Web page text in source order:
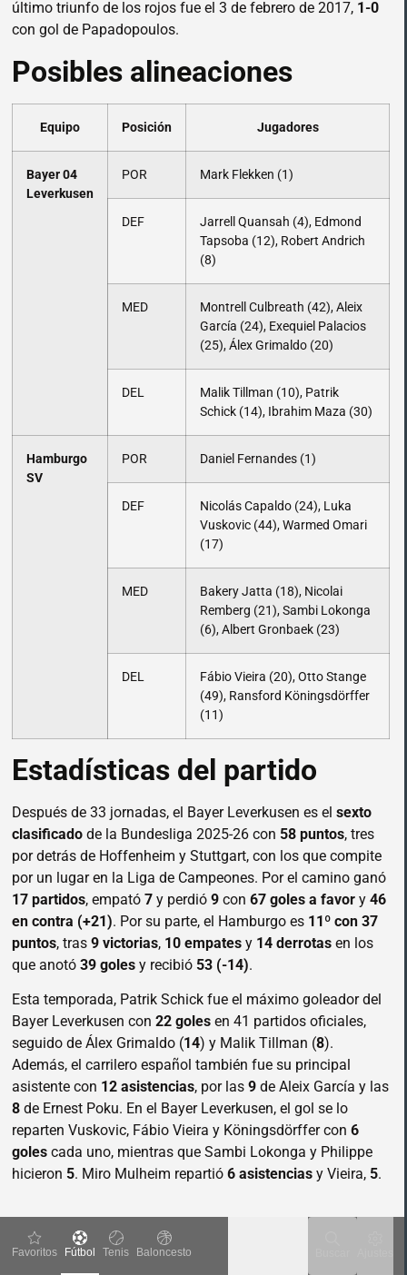
último triunfo de los rojos fue el 3 de febrero de 2017, 1-0
con gol de Papadopoulos.
Posibles alineaciones
Equipo Posición Jugadores
Bayer 04
Leverkusen
POR Mark Flekken (1)
DEF
Jarrell Quansah (4), Edmond
Tapsoba (12), Robert Andrich
(8)
MED
Montrell Culbreath (42), Aleix
García (24), Exequiel Palacios
(25), Álex Grimaldo (20)
DEL
Malik Tillman (10), Patrik
Schick (14), Ibrahim Maza (30)
Hamburgo
SV
POR Daniel Fernandes (1)
DEF
Nicolás Capaldo (24), Luka
Vuskovic (44), Warmed Omari
(17)
MED
Bakery Jatta (18), Nicolai
Remberg (21), Sambi Lokonga
(6), Albert Gronbaek (23)
DEL
Fábio Vieira (20), Otto Stange
(49), Ransford Köningsdörffer
(11)
Estadísticas del partido
Después de 33 jornadas, el Bayer Leverkusen es el sexto
clasificado de la Bundesliga 2025-26 con 58 puntos, tres
por detrás de Hoffenheim y Stuttgart, con los que compite
por un lugar en la Liga de Campeones. Por el camino ganó
17 partidos, empató 7 y perdió 9 con 67 goles a favor y 46
en contra (+21). Por su parte, el Hamburgo es 11º con 37
puntos, tras 9 victorias, 10 empates y 14 derrotas en los
que anotó 39 goles y recibió 53 (-14).
Esta temporada, Patrik Schick fue el máximo goleador del
Bayer Leverkusen con 22 goles en 41 partidos oficiales,
seguido de Álex Grimaldo (14) y Malik Tillman (8).
Además, el carrilero español también fue su principal
asistente con 12 asistencias, por las 9 de Aleix García y las
8 de Ernest Poku. En el Bayer Leverkusen, el gol se lo
reparten Vuskovic, Fábio Vieira y Köningsdörffer con 6
goles cada uno, mientras que Sambi Lokonga y Philippe
hicieron 5. Miro Mulheim repartió 6 asistencias y Vieira, 5.